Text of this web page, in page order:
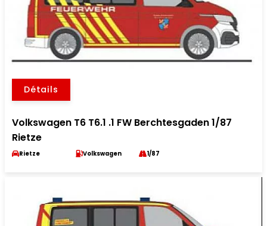
Détails
Volkswagen T6 T6.1 .1 FW Berchtesgaden 1/87
Rietze
Rietze Volkswagen 1/87